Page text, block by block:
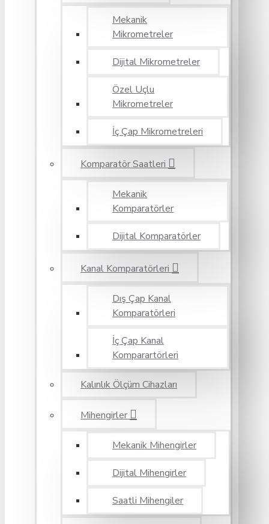
Mekanik
Mikrometreler
Dijital Mikrometreler
Özel Uçlu
Mikrometreler
İç Çap Mikrometreleri
Komparatör Saatleri
Mekanik
Komparatörler
Dijital Komparatörler
Kanal Komparatörleri
Dış Çap Kanal
Komparatörleri
İç Çap Kanal
Komparartörleri
Kalınlık Ölçüm Cihazları
Mihengirler
Mekanik Mihengirler
Dijital Mihengirler
Saatli Mihengiler